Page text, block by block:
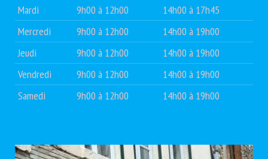
Mardi
9h00 à 12h00
14h00 à 17h45
Mercredi
9h00 à 12h00
14h00 à 19h00
Jeudi
9h00 à 12h00
14h00 à 19h00
Vendredi
9h00 à 12h00
14h00 à 19h00
Samedi
9h00 à 12h00 14h00 à 19h00